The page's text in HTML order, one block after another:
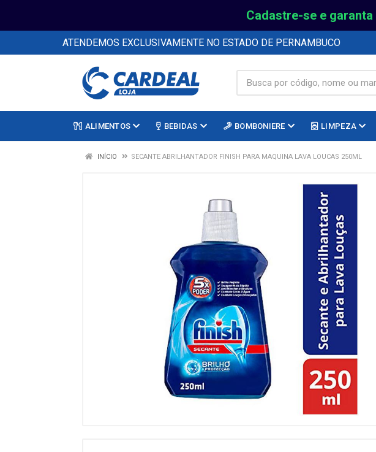
Cadastre-se e
ATENDEMOS EXCLUSIVAMENTE NO ESTADO DE PERNAMBUCO
ALIMENTOS BEBIDAS BOMBONIERE LIMPEZA
INÍCIO SECANTE ABRILHANTADOR FINISH PARA MAQUINA LAVA LOUCAS 250ML